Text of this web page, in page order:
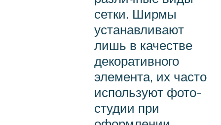
сетки. Ширмы
устанавливают
лишь в качестве
декоративного
элемента, их часто
используют фото-
студии при